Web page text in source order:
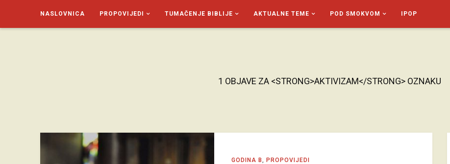
NASLOVNICA PROPOVIJEDI TUMAČENJE BIBLIJE AKTUALNE TEME POD SMOKVOM IPOP
1 OBJAVE ZA <STRONG>AKTIVIZAM</STRONG> OZNAKU
GODINA B, PROPOVIJEDI